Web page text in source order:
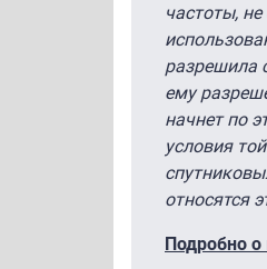
частоты,
разрешила
ему
начнет по
условия
относятся
Подробно о